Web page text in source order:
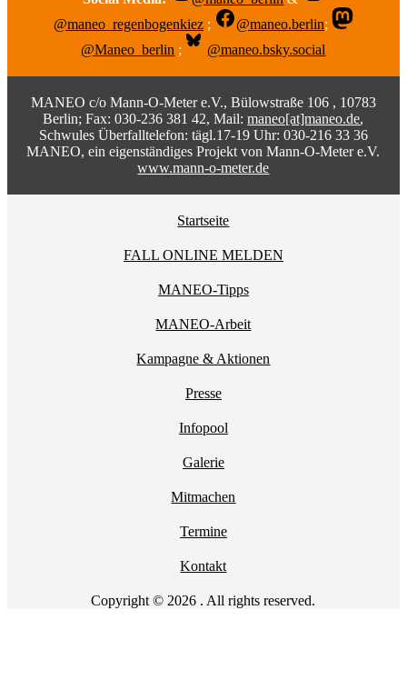
@maneo_regenbogenkiez ; @maneo.berlin;
@Maneo_berlin ; @maneo.bsky.social
MANEO c/o Mann-O-Meter e.V., Bülowstraße 106 , 10783
Berlin; Fax: 030-236 381 42, Mail:maneo[at]maneo.de,
Schwules Überfalltelefon: tägl.17-19 Uhr: 030-216 33 36
MANEO, ein eigenständiges Projekt von Mann-O-Meter e.V.
www.mann-o-meter.de
Startseite
FALL ONLINE MELDEN
MANEO-Tipps
MANEO-Arbeit
Kampagne & Aktionen
Presse
Infopool
Galerie
Mitmachen
Termine
Kontakt
Copyright © 2026 . All rights reserved.